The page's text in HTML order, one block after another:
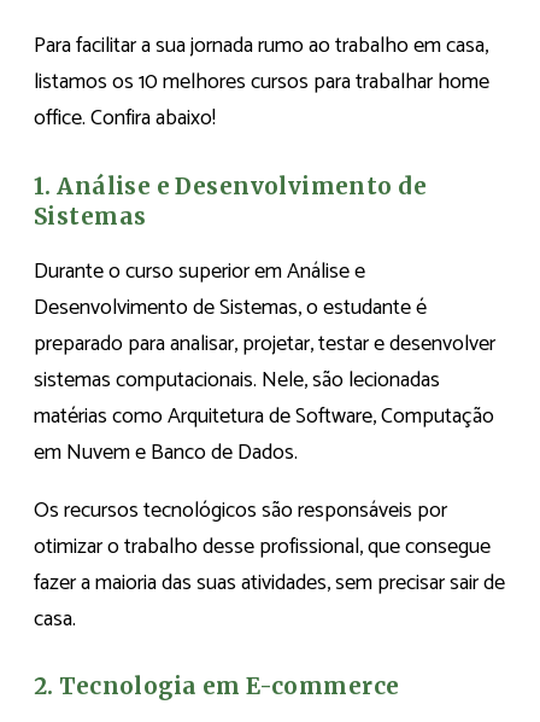
Para facilitar a sua jornada rumo ao trabalho em casa,
listamos os 10 melhores cursos para trabalhar home
office. Confira abaixo!
1. Análise e Desenvolvimento de
Sistemas
Durante o curso superior em Análise e
Desenvolvimento de Sistemas, o estudante é
preparado para analisar, projetar, testar e desenvolver
sistemas computacionais. Nele, são lecionadas
matérias como Arquitetura de Software, Computação
em Nuvem e Banco de Dados.
Os recursos tecnológicos são responsáveis por
otimizar o trabalho desse profissional, que consegue
fazer a maioria das suas atividades, sem precisar sair de
casa.
2. Tecnologia em E-commerce